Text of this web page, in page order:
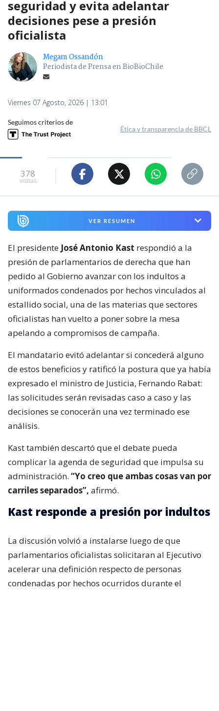
seguridad y evita adelantar
decisiones pese a presión
oficialista
Megam Ossandón
Periodista de Prensa en BioBioChile
Viernes 07 Agosto, 2026 | 13:01
Seguimos criterios de
Ética y transparencia de BBCL
378
visitas
VER RESUMEN
El presidente José Antonio Kast respondió a la
presión de parlamentarios de derecha que han
pedido al Gobierno avanzar con los indultos a
uniformados condenados por hechos vinculados al
estallido social, una de las materias que sectores
oficialistas han vuelto a poner sobre la mesa
apelando a compromisos de campaña.
El mandatario evitó adelantar si concederá alguno
de estos beneficios y ratificó la postura que ya había
expresado el ministro de Justicia, Fernando Rabat:
las solicitudes serán revisadas caso a caso y las
decisiones se conocerán una vez terminado ese
análisis.
Kast también descartó que el debate pueda
complicar la agenda de seguridad que impulsa su
administración. “Yo creo que ambas cosas van por
carriles separados”, afirmó.
Kast responde a presión por indultos
La discusión volvió a instalarse luego de que
parlamentarios oficialistas solicitaran al Ejecutivo
acelerar una definición respecto de personas
condenadas por hechos ocurridos durante el